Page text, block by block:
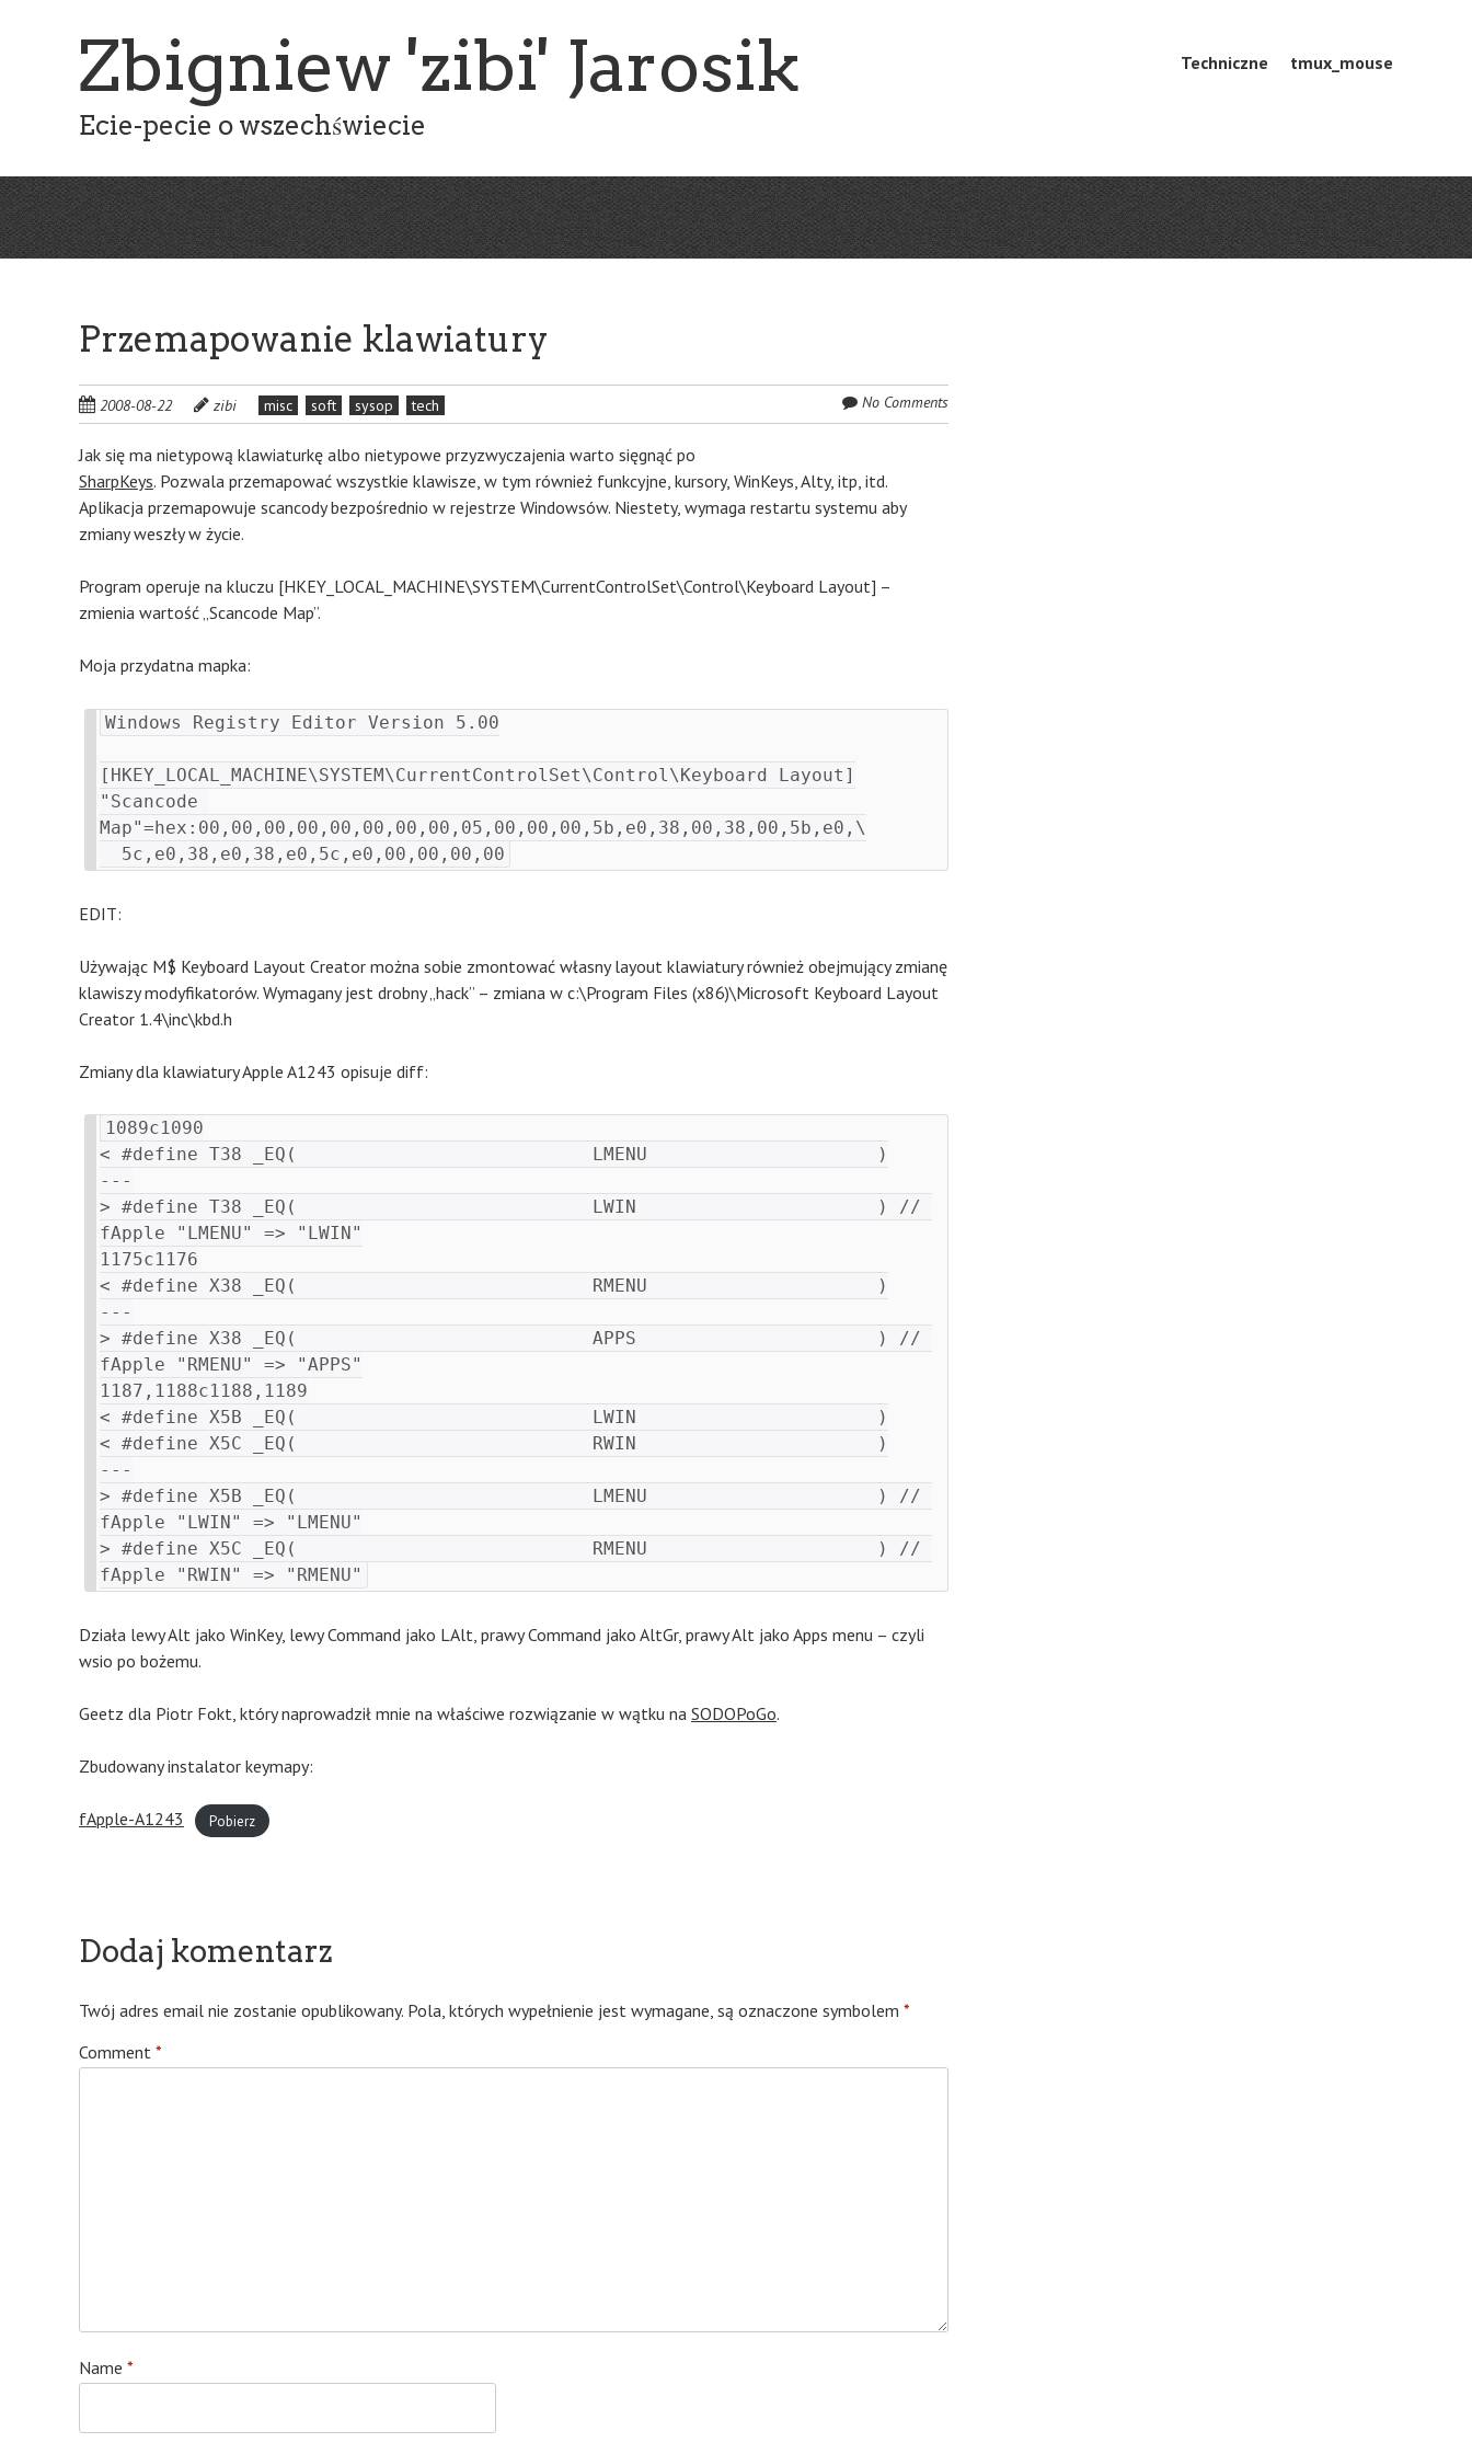
Zbigniew 'zibi' Jarosik
Ecie-pecie o wszechświecie
Menu
SkipTechniczne tmux_mouse
Przemapowanie klawiatury
2008-08-22 zibi misc soft sysop tech No Comments
Jak się ma nietypową klawiaturkę albo nietypowe przyzwyczajenia warto sięgnąć po
SharpKeys. Pozwala przemapować wszystkie klawisze, w tym również funkcyjne, kursory, WinKeys, Alty, itp, itd.
Aplikacja przemapowuje scancody bezpośrednio w rejestrze Windowsów. Niestety, wymaga restartu systemu aby
zmiany weszły w życie.
Program operuje na kluczu [HKEY_LOCAL_MACHINE\SYSTEM\CurrentControlSet\Control\Keyboard Layout] –
zmienia wartość „Scancode Map”.
Moja przydatna mapka:
Windows Registry Editor Version 5.00
[HKEY_LOCAL_MACHINE\SYSTEM\CurrentControlSet\Control\Keyboard Layout]
"Scancode
Map"=hex:00,00,00,00,00,00,00,00,05,00,00,00,5b,e0,38,00,38,00,5b,e0,\
EDIT:
Używając M$ Keyboard Layout Creator można sobie zmontować własny layout klawiatury również obejmujący zmianę
klawiszy modyfikatorów. Wymagany jest drobny „hack” – zmiana w c:\Program Files (x86)\Microsoft Keyboard Layout
Creator 1.4\inc\kbd.h
Zmiany dla klawiatury Apple A1243 opisuje diff:
1089c1090
< #define T38 _EQ(                           LMENU                     )
---
> #define T38 _EQ(                           LWIN                      ) //
fApple "LMENU" => "LWIN"
1175c1176
< #define X38 _EQ(                           RMENU                     )
---
> #define X38 _EQ(                           APPS                      ) //
fApple "RMENU" => "APPS"
1187,1188c1188,1189
< #define X5B _EQ(                           LWIN                      )
< #define X5C _EQ(                           RWIN                      )
---
> #define X5B _EQ(                           LMENU                     ) //
fApple "LWIN" => "LMENU"
> #define X5C _EQ(                           RMENU                     ) //
Działa lewy Alt jako WinKey, lewy Command jako LAlt, prawy Command jako AltGr, prawy Alt jako Apps menu – czyli
wsio po bożemu.
Geetz dla Piotr Fokt, który naprowadził mnie na właściwe rozwiązanie w wątku na SODOPoGo.
Zbudowany instalator keymapy:
fApple-A1243 Pobierz
Dodaj komentarz
Twój adres email nie zostanie opublikowany. Pola, których wypełnienie jest wymagane, są oznaczone symbolem *
Comment *
Name *